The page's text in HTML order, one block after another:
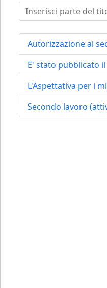
Inserisci parte del
Autorizzazione al
E' stato pubblicato il
L'Aspettativa per i
Secondo lavoro